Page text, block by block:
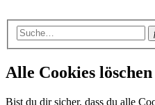
Alle Cookies löschen
Bist du dir sicher, dass du alle